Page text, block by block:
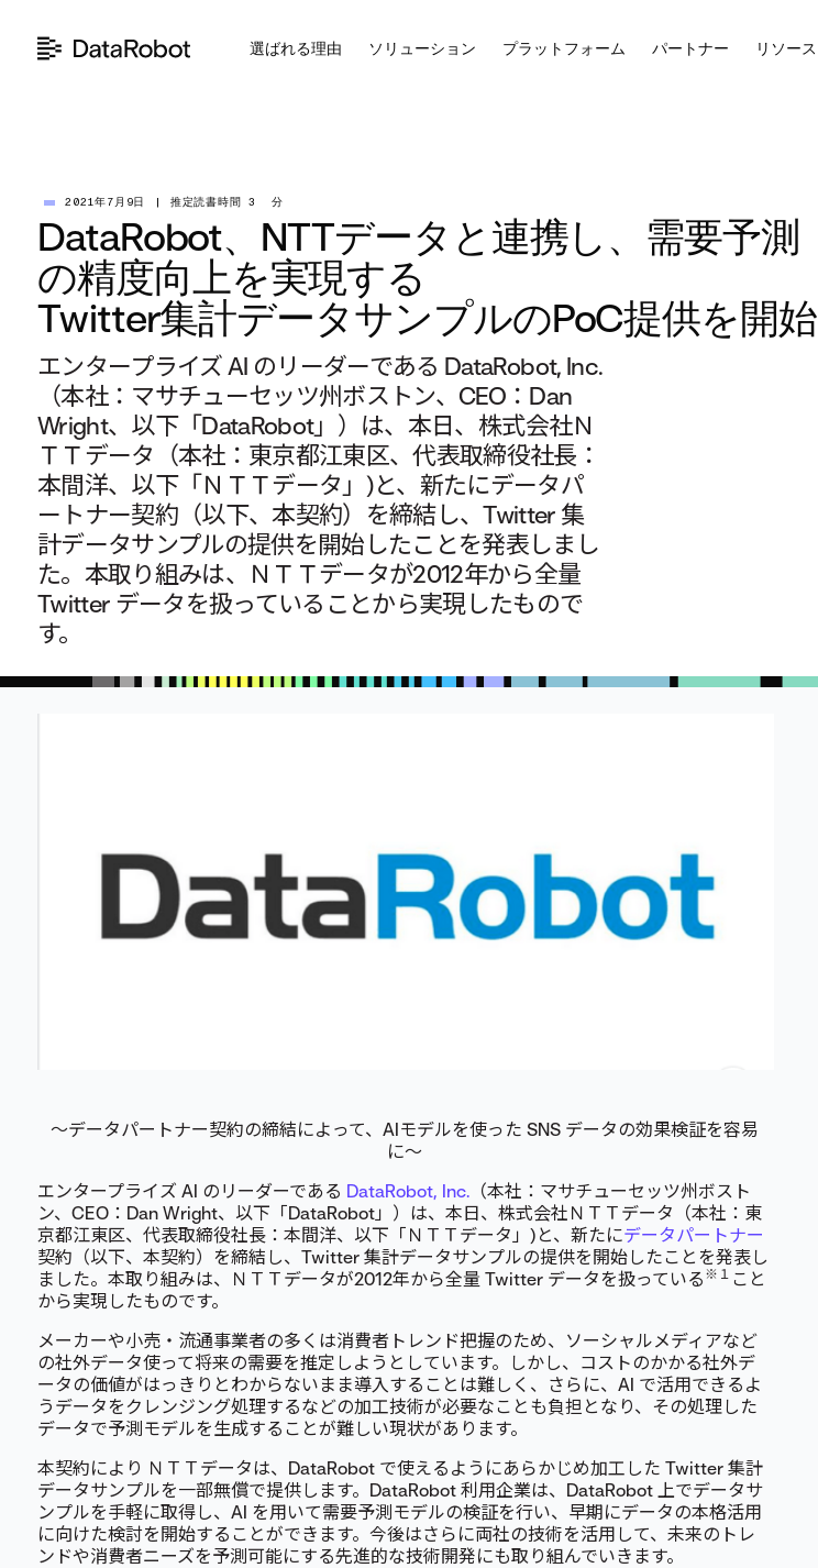
選ばれる理由 ソリューション プラットフォーム パートナー リソース
2021年7月9日 推定読書時間 3 分
DataRobot、NTTデータと連携し、需要予測
の精度向上を実現する
Twitter集計データサンプルのPoC提供を開始
エンタープライズ AI のリーダーである DataRobot, Inc.
（本社：マサチューセッツ州ボストン、CEO：Dan
Wright、以下「DataRobot」）は、本日、株式会社Ｎ
ＴＴデータ（本社：東京都江東区、代表取締役社長：
本間洋、以下「ＮＴＴデータ」)と、新たにデータパ
ートナー契約（以下、本契約）を締結し、Twitter 集
計データサンプルの提供を開始したことを発表しまし
た。本取り組みは、ＮＴＴデータが2012年から全量
Twitter データを扱っていることから実現したもので
す。
～データパートナー契約の締結によって、AIモデルを使った SNS データの効果検証を容易
に〜
エンタープライズ AI のリーダーである DataRobot, Inc. （本社：マサチューセッツ州ボスト
ン、CEO：Dan Wright、以下「DataRobot」）は、本日、株式会社ＮＴＴデータ（本社：東
京都江東区、代表取締役社長：本間洋、以下「ＮＴＴデータ」)と、新たにデータパートナー
契約（以下、本契約）を締結し、Twitter 集計データサンプルの提供を開始したことを発表し
ました。本取り組みは、ＮＴＴデータが2012年から全量 Twitter データを扱っている ※１ こと
から実現したものです。
メーカーや小売・流通事業者の多くは消費者トレンド把握のため、ソーシャルメディアなど
の社外データ使って将来の需要を推定しようとしています。しかし、コストのかかる社外デ
ータの価値がはっきりとわからないまま導入することは難しく、さらに、AI で活用できるよ
うデータをクレンジング処理するなどの加工技術が必要なことも負担となり、その処理した
データで予測モデルを生成することが難しい現状があります。
本契約により ＮＴＴデータは、DataRobot で使えるようにあらかじめ加工した Twitter 集計
データサンプルを一部無償で提供します。DataRobot 利用企業は、DataRobot 上でデータサ
ンプルを手軽に取得し、AI を用いて需要予測モデルの検証を行い、早期にデータの本格活用
に向けた検討を開始することができます。今後はさらに両社の技術を活用して、未来のトレ
ンドや消費者ニーズを予測可能にする先進的な技術開発にも取り組んでいきます。